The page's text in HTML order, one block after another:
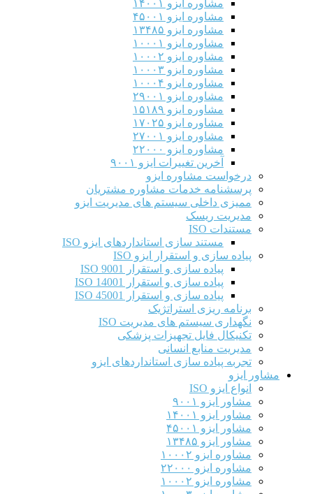
مشاوره ایزو ۱۴۰۰۱
مشاوره ایزو ۴۵۰۰۱
مشاوره ایزو ۱۳۴۸۵
مشاوره ایزو ۱۰۰۰۱
مشاوره ایزو ۱۰۰۰۲
مشاوره ایزو ۱۰۰۰۳
مشاوره ایزو ۱۰۰۰۴
مشاوره ایزو ۲۹۰۰۱
مشاوره ایزو ۱۵۱۸۹
مشاوره ایزو ۱۷۰۲۵
مشاوره ایزو ۲۷۰۰۱
مشاوره ایزو ۲۲۰۰۰
آخرین تغییرات ایزو ۹۰۰۱
درخواست مشاوره ایزو
پرسشنامه خدمات مشاوره مشتریان
ممیزی داخلی سیستم های مدیریت ایزو
مدیریت ریسک
مستندات ISO
مستند سازی استانداردهای ایزو ISO
پیاده سازی و استقرار ایزو ISO
پیاده سازی و استقرار ISO 9001​
پیاده سازی و استقرار ISO 14001
پیاده سازی و استقرار ISO 45001
برنامه ریزی استراتژیک
نگهداری سیستم های مدیریت ISO
تکنیکال فایل تجهیزات پزشکی
مدیریت منابع انسانی
تجربه پیاده سازی استانداردهای ایزو
مشاور ایزو
انواع ایزو ISO
مشاور ایزو ۹۰۰۱
مشاور ایزو ۱۴۰۰۱
مشاور ایزو ۴۵۰۰۱
مشاور ایزو ۱۳۴۸۵
مشاوره ایزو ۱۰۰۰۲
مشاوره ایزو ۲۲۰۰۰
مشاوره ایزو ۱۰۰۰۲